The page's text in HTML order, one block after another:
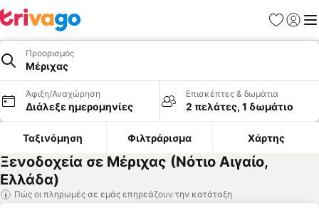
Προορισμός
Μέριχας
Άφιξη/Αναχώρηση
Διάλεξε ημερομηνίες
Επισκέπτες & δωμάτια
2 πελάτες, 1 δωμάτιο
Ταξινόμηση Φιλτράρισμα Χάρτης
Ξενοδοχεία σε Μέριχας (Νότιο Αιγαίο,
Ελλάδα)
Πώς οι πληρωμές σε εμάς επηρεάζουν την κατάταξη